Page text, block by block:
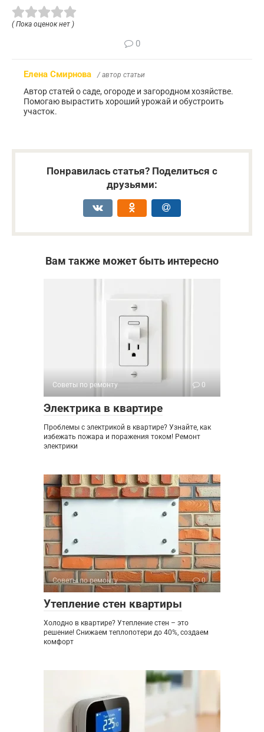
( Пока оценок нет )
0
Елена Смирнова / автор статьи
Автор статей о саде, огороде и загородном хозяйстве.
Помогаю вырастить хороший урожай и обустроить
участок.
Понравилась статья? Поделиться с
друзьями:
Вам также может быть интересно
Советы по ремонту 0
Электрика в квартире
Проблемы с электрикой в квартире? Узнайте, как
избежать пожара и поражения током! Ремонт
электрики
Советы по ремонту 0
Утепление стен квартиры
Холодно в квартире? Утепление стен – это
решение! Снижаем теплопотери до 40%, создаем
комфорт